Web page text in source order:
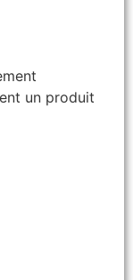
un produit